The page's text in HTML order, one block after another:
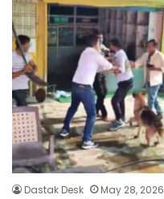
Dastak Desk May 28, 2026